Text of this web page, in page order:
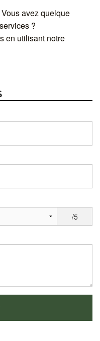
avez quelque
?
en utilisant notre
/5